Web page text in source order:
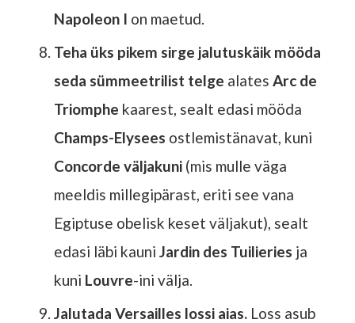
Napoleon I on maetud.
Teha üks pikem sirge jalutuskäik mööda
seda sümmeetrilist telge alates Arc de
Triomphe kaarest, sealt edasi mööda
Champs-Elysees ostlemistänavat, kuni
Concorde väljakuni(mis mulle väga
meeldis millegipärast, eriti see vana
Egiptuse obelisk keset väljakut), sealt
edasi läbi kauni Jardin des Tuilieries ja
kuni Louvre-ini välja.
Jalutada Versailles lossi aias.Loss asub